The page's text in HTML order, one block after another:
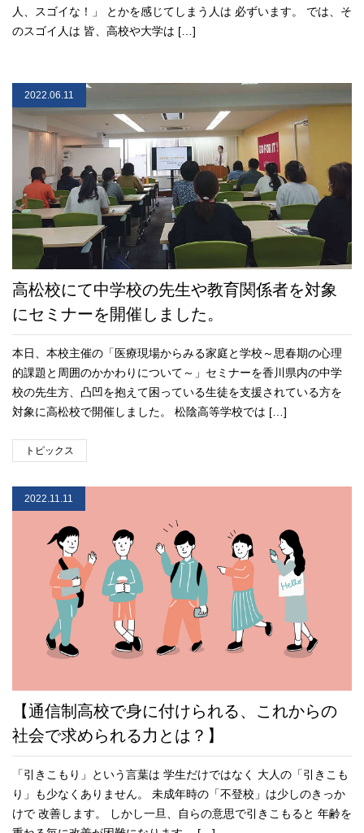
人、スゴイな！」 とかを感じてしまう人は 必ずいます。 では、そ
のスゴイ人は 皆、高校や大学は […]
2022.06.11
高松校にて中学校の先生や教育関係者を対象
にセミナーを開催しました。
本日、本校主催の「医療現場からみる家庭と学校～思春期の心理
的課題と周囲のかかわりについて～」セミナーを香川県内の中学
校の先生方、凸凹を抱えて困っている生徒を支援されている方を
対象に高松校で開催しました。 松陰高等学校では […]
トピックス
2022.11.11
【通信制高校で身に付けられる、これからの
社会で求められる力とは？】
「引きこもり」という言葉は 学生だけではなく 大人の「引きこも
り」も少なくありません。 未成年時の「不登校」は少しのきっか
けで 改善します。 しかし一旦、自らの意思で引きこもると 年齢を